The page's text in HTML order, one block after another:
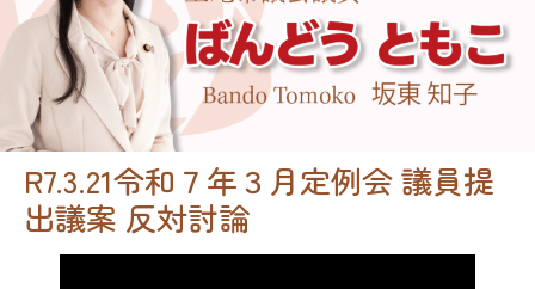
R7.3.21令和７年３月定例会 議員提
出議案 反対討論